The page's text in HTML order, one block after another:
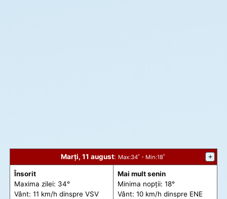
Marți, 11 august: Max:34˚ - Min:18˚ +
Însorit
Maxima zilei: 34°
Vânt: 11 km/h dinspre VSV
Mai mult senin
Minima nopții: 18°
Vânt: 10 km/h dinspre ENE